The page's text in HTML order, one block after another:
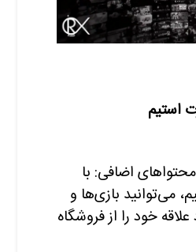
استیم
اضافی: با
می‌توانید بازی‌ها و
خود را از فروشگاه